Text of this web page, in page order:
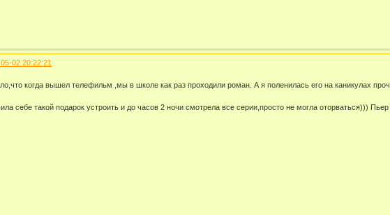
02 20:22:21
когда вышел телефильм ,мы в школе как раз проходили роман. А я поленилась его на каникулах
себе такой подарок устроить и до часов 2 ночи смотрела все серии,просто не могла оторваться)))